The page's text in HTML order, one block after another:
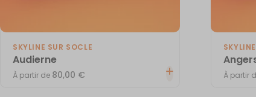
SKYLINE SUR SOCLE
Audierne
À partir de 80,00 € À partir